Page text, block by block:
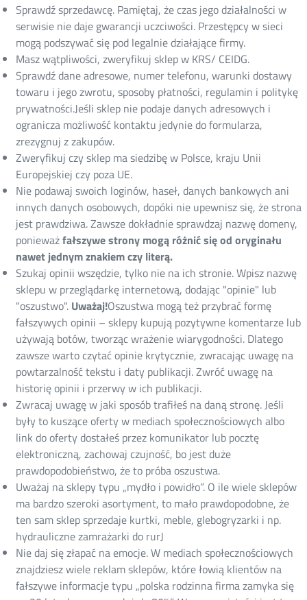
Sprawdź sprzedawcę. Pamiętaj, że czas jego działalności w
serwisie nie daje gwarancji uczciwości. Przestępcy w sieci
mogą podszywać się pod legalnie działające firmy.
Masz wątpliwości, zweryfikuj sklep w KRS/ CEIDG.
Sprawdź dane adresowe, numer telefonu, warunki dostawy
towaru i jego zwrotu, sposoby płatności, regulamin i politykę
prywatności.Jeśli sklep nie podaje danych adresowych i
ogranicza możliwość kontaktu jedynie do formularza,
zrezygnuj z zakupów.
Zweryfikuj czy sklep ma siedzibę w Polsce, kraju Unii
Europejskiej czy poza UE.
Nie podawaj swoich loginów, haseł, danych bankowych ani
innych danych osobowych, dopóki nie upewnisz się, że strona
jest prawdziwa. Zawsze dokładnie sprawdzaj nazwę domeny,
ponieważfałszywe strony mogą różnić się od oryginału
nawet jednym znakiemczy literą.
Szukaj opinii wszędzie, tylko nie na ich stronie. Wpisz nazwę
sklepu w przeglądarkę internetową, dodając "opinie" lub
"oszustwo". Uważaj!Oszustwa mogą też przybrać formę
fałszywych opinii – sklepy kupują pozytywne komentarze lub
używają botów, tworząc wrażenie wiarygodności. Dlatego
zawsze warto czytać opinie krytycznie, zwracając uwagę na
powtarzalność tekstu i daty publikacji. Zwróć uwagę na
historię opinii i przerwy w ich publikacji.
Zwracaj uwagę w jaki sposób trafiłeś na daną stronę. Jeśli
były to kuszące oferty w mediach społecznościowych albo
link do oferty dostałeś przez komunikator lub pocztę
elektroniczną, zachowaj czujność, bo jest duże
prawdopodobieństwo, że to próba oszustwa.
Uważaj na sklepy typu „mydło i powidło”. O ile wiele sklepów
ma bardzo szeroki asortyment, to mało prawdopodobne, że
ten sam sklep sprzedaje kurtki, meble, glebogryzarki i np.
hydrauliczne zamrażarki do rurJ
Nie daj się złapać na emocje. W mediach społecznościowych
znajdziesz wiele reklam sklepów, które łowią klientów na
fałszywe informacje typu „polska rodzinna firma zamyka się